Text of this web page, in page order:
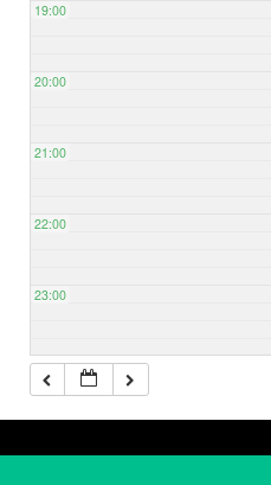
19:00
20:00
21:00
22:00
23:00